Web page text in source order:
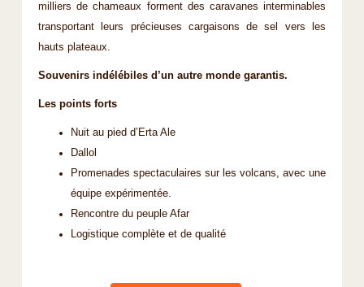
milliers de chameaux forment des caravanes interminables
transportant leurs précieuses cargaisons de sel vers les
hauts plateaux.
Souvenirs indélébiles d’un autre monde garantis.
Les points forts
Nuit au pied d’Erta Ale
Dallol
Promenades spectaculaires sur les volcans, avec une
équipe expérimentée.
Rencontre du peuple Afar
Logistique complète et de qualité